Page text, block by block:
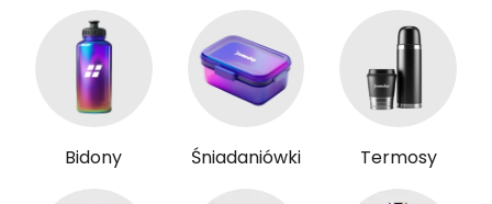
Bidony Śniadaniówki Termosy